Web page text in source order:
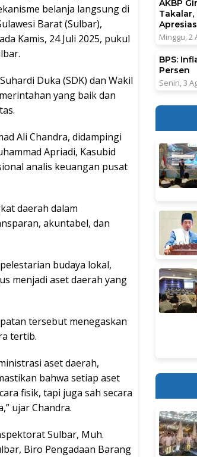
belanja langsung di
Barat (Sulbar),
Kamis, 24 Juli 2025, pukul
Duka (SDK) dan Wakil
yang baik dan
Ali Chandra, didampingi
Apriadi, Kasubid
analis keuangan pusat
daerah dalam
akuntabel, dan
budaya lokal,
menjadi aset daerah yang
tersebut menegaskan
tertib.
aset daerah,
bahwa setiap aset
fisik, tapi juga sah secara
ujar Chandra.
Sulbar, Muh.
Biro Pengadaan Barang
AKBP
Takalar,
Minggu, 2
BPS:
Persen
Senin, 3